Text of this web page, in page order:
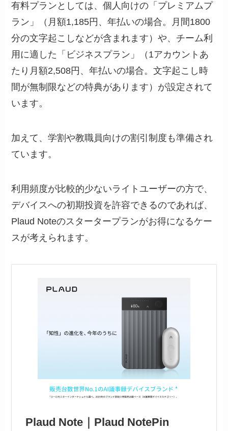
有料プランとしては、個人向けの「プレミアムプ
ラン」（月額1,185円、年払いの場合。月間1800
分の文字起こしなどが含まれます）や、チーム利
用に適した「ビジネスプラン」（1アカウントあ
たり月額2,508円、年払いの場合。文字起こし時
間が無制限などの特典があります）が設定されて
います。
加えて、学割や教職員向けの割引制度も準備され
ています。
利用頻度が比較的少ないライトユーザーの方で、
デバイスへの初期投資を許容できるのであれば、
Plaud Noteのスタータープランがお得になるケー
スが考えられます。
Plaud Note｜Plaud NotePin